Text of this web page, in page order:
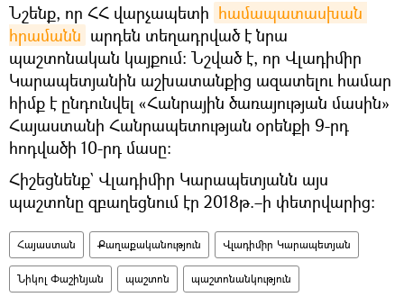
Նշենք, որ ՀՀ վարչապետի համապատասխան
հրամանն արդեն տեղադրված է նրա
պաշտոնական կայքում։ Նշված է, որ Վլադիմիր
Կարապետյանին աշխատանքից ազատելու համար
հիմք է ընդունվել «Հանրային ծառայության մասին»
Հայաստանի Հանրապետության օրենքի 9-րդ
հոդվածի 10-րդ մասը։
Հիշեցնենք` Վլադիմիր Կարապետյանն այս
պաշտոնը զբաղեցնում էր 2018թ.–ի փետրվարից։
Հայաստան Քաղաքականություն Վլադիմիր Կարապետյան
Նիկոլ Փաշինյան պաշտոն պաշտոնանկություն